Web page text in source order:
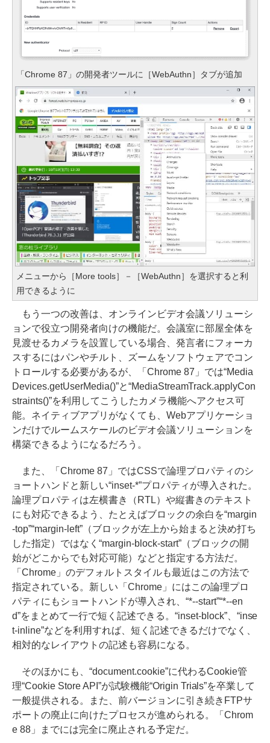
「Chrome 87」の開発者ツールに［WebAuthn］タブが追加
メニューから［More tools］－［WebAuthn］を選択すると利
用できるように
もう一つの改善は、オンラインビデオ会議ソリューシ
ョンで役立つ開発者向けの機能だ。会議室に部屋全体を
見渡せるカメラを設置している場合、発言者にフォーカ
スするにはパンやチルト、ズームをソフトウェアでコン
トロールする必要があるが、「Chrome 87」では“Media
Devices.getUserMedia()”と“MediaStreamTrack.applyCon
straints()”を利用してこうしたカメラ機能へアクセス可
能。ネイティブアプリがなくても、Webアプリケーショ
ンだけでルームスケールのビデオ会議ソリューションを
構築できるようになるだろう。
また、「Chrome 87」ではCSSで論理プロパティのシ
ョートハンドと新しい“inset-*”プロパティが導入された。
論理プロパティは左横書き（RTL）や縦書きのテキスト
にも対応できるよう、たとえばブロックの余白を“margin
-top”“margin-left”（ブロックが左上から始まると決め打ち
した指定）ではなく“margin-block-start”（ブロックの開
始がどこからでも対応可能）などと指定する方法だ。
「Chrome」のデフォルトスタイルも最近はこの方法で
指定されている。新しい「Chrome」にはこの論理プロ
パティにもショートハンドが導入され、“*--start”“*--en
d”をまとめて一行で短く記述できる。“inset-block”、“inse
t-inline”などを利用すれば、短く記述できるだけでなく、
相対的なレイアウトの記述も容易になる。
そのほかにも、“document.cookie”に代わるCookie管
理“Cookie Store API”が試験機能“Origin Trials”を卒業して
一般提供される。また、前バージョンに引き続きFTPサ
ポートの廃止に向けたプロセスが進められる。「Chrom
e 88」までには完全に廃止される予定だ。